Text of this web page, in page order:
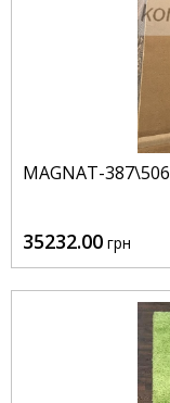
MAGNAT-387\506
35232.00 грн